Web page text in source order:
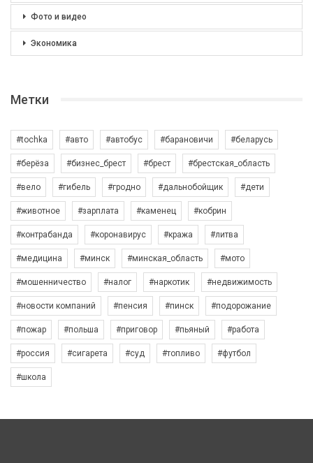
Фото и видео
Экономика
Метки
#tochka #авто #автобус #барановичи #беларусь
#берёза #бизнес_брест #брест #брестская_область
#вело #гибель #гродно #дальнобойщик #дети
#животное #зарплата #каменец #кобрин
#контрабанда #коронавирус #кража #литва
#медицина #минск #минская_область #мото
#мошенничество #налог #наркотик #недвижимость
#новости компаний #пенсия #пинск #подорожание
#пожар #польша #приговор #пьяный #работа
#россия #сигарета #суд #топливо #футбол
#школа